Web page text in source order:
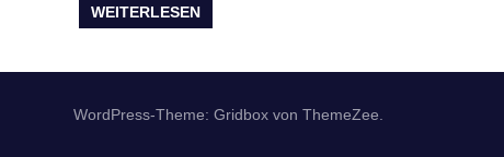
WEITERLESEN
WordPress-Theme: Gridbox von ThemeZee.